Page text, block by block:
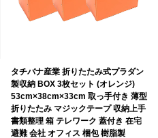
タチバナ産業 折りたたみ式プラダン
製収納 BOX 3枚セット (オレンジ)
53cm×38cm×33cm 取っ手付き 薄型
折りたたみ マジックテープ 収納上手
書類整理 箱 テレワーク 蓋付き 在宅
避難 会社 オフィス 梱包 樹脂製